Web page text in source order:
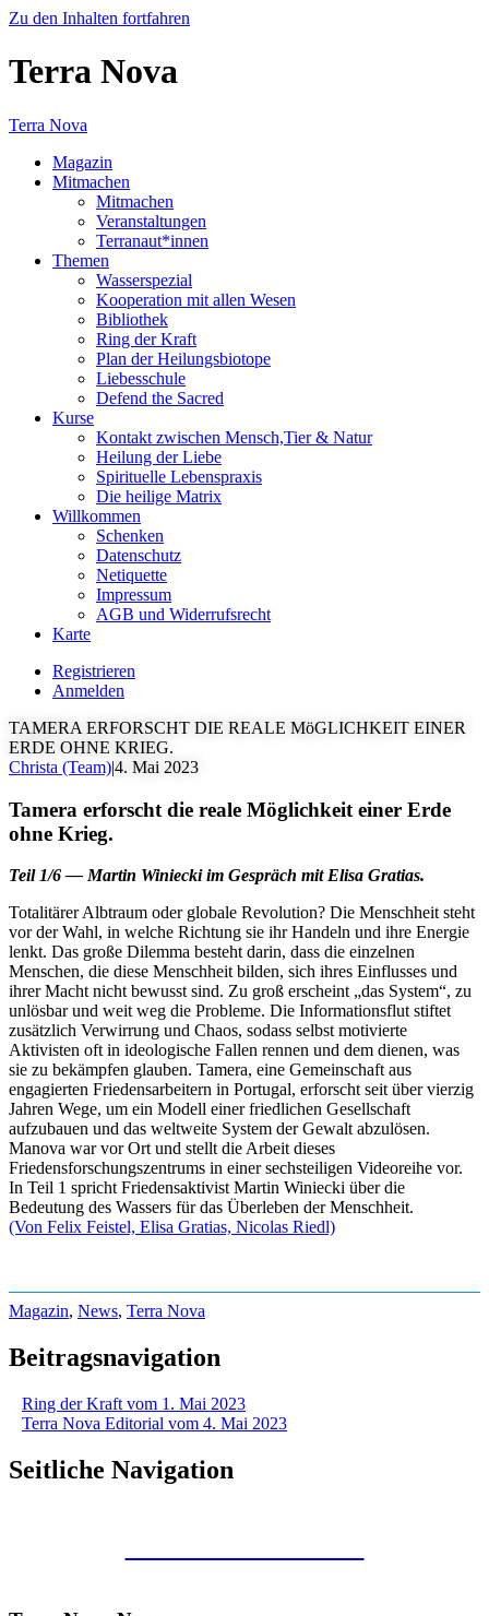
Zu den Inhalten fortfahren
Terra Nova
Terra Nova
Magazin
Mitmachen
Mitmachen
Veranstaltungen
Terranaut*innen
Themen
Wasserspezial
Kooperation mit allen Wesen
Bibliothek
Ring der Kraft
Plan der Heilungsbiotope
Liebesschule
Defend the Sacred
Kurse
Kontakt zwischen Mensch,Tier & Natur
Heilung der Liebe
Spirituelle Lebenspraxis
Die heilige Matrix
Willkommen
Schenken
Datenschutz
Netiquette
Impressum
AGB und Widerrufsrecht
Karte
Registrieren
Anmelden
TAMERA ERFORSCHT DIE REALE MöGLICHKEIT EINER
ERDE OHNE KRIEG.
Christa (Team)|4. Mai 2023
Tamera erforscht die reale Möglichkeit einer Erde
ohne Krieg.
Teil 1/6 — Martin Winiecki im Gespräch mit Elisa Gratias.
Totalitärer Albtraum oder globale Revolution? Die Menschheit steht
vor der Wahl, in welche Richtung sie ihr Handeln und ihre Energie
lenkt. Das große Dilemma besteht darin, dass die einzelnen
Menschen, die diese Menschheit bilden, sich ihres Einflusses und
ihrer Macht nicht bewusst sind. Zu groß erscheint „das System“, zu
unlösbar und weit weg die Probleme. Die Informationsflut stiftet
zusätzlich Verwirrung und Chaos, sodass selbst motivierte
Aktivisten oft in ideologische Fallen rennen und dem dienen, was
sie zu bekämpfen glauben. Tamera, eine Gemeinschaft aus
engagierten Friedensarbeitern in Portugal, erforscht seit über vierzig
Jahren Wege, um ein Modell einer friedlichen Gesellschaft
aufzubauen und das weltweite System der Gewalt abzulösen.
Manova war vor Ort und stellt die Arbeit dieses
Friedensforschungszentrums in einer sechsteiligen Videoreihe vor.
In Teil 1 spricht Friedensaktivist Martin Winiecki über die
Bedeutung des Wassers für das Überleben der Menschheit.
(Von Felix Feistel, Elisa Gratias, Nicolas Riedl)
Magazin, News, Terra Nova
Beitragsnavigation
Ring der Kraft vom 1. Mai 2023
Terra Nova Editorial vom 4. Mai 2023
Seitliche Navigation